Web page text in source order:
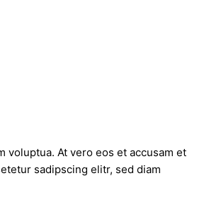
voluptua. At vero eos et accusam et
sadipscing elitr, sed diam